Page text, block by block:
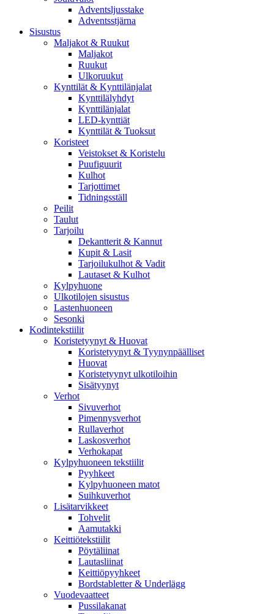
Adventsljusstake
Adventsstjärna
Sisustus
Maljakot & Ruukut
Maljakot
Ruukut
Ulkoruukut
Kynttilät & Kynttilänjalat
Kynttilälyhdyt
Kynttilänjalat
LED-kynttiät
Kynttilät & Tuoksut
Koristeet
Veistokset & Koristelu
Puufiguurit
Kulhot
Tarjottimet
Tidningsställ
Peilit
Taulut
Tarjoilu
Dekantterit & Kannut
Kupit & Lasit
Tarjoilukulhot & Vadit
Lautaset & Kulhot
Kylpyhuone
Ulkotilojen sisustus
Lastenhuoneen
Sesonki
Kodintekstiilit
Koristetyynyt & Huovat
Koristetyynyt & Tyynynpäälliset
Huovat
Koristetyynyt ulkotiloihin
Sisätyynyt
Verhot
Sivuverhot
Pimennysverhot
Rullaverhot
Laskosverhot
Verhokapat
Kylpyhuoneen tekstiilit
Pyyhkeet
Kylpyhuoneen matot
Suihkuverhot
Lisätarvikkeet
Tohvelit
Aamutakki
Keittiötekstiilit
Pöytäliinat
Lautasliinat
Keittiöpyyhkeet
Bordstabletter & Underlägg
Vuodevaatteet
Pussilakanat